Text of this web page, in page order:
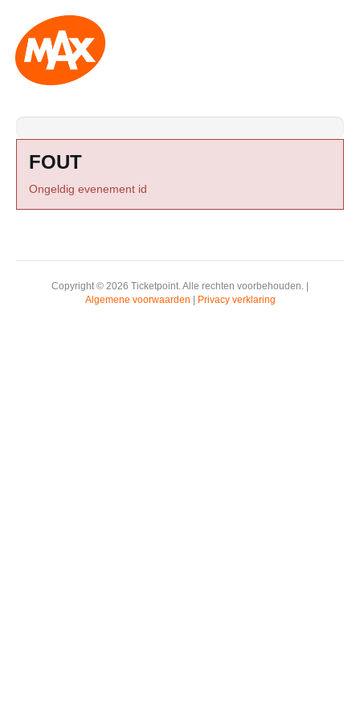
FOUT
Ongeldig evenement id
Copyright © 2026 Ticketpoint.Alle rechten voorbehouden.
Algemene voorwaarden
Privacy verklaring